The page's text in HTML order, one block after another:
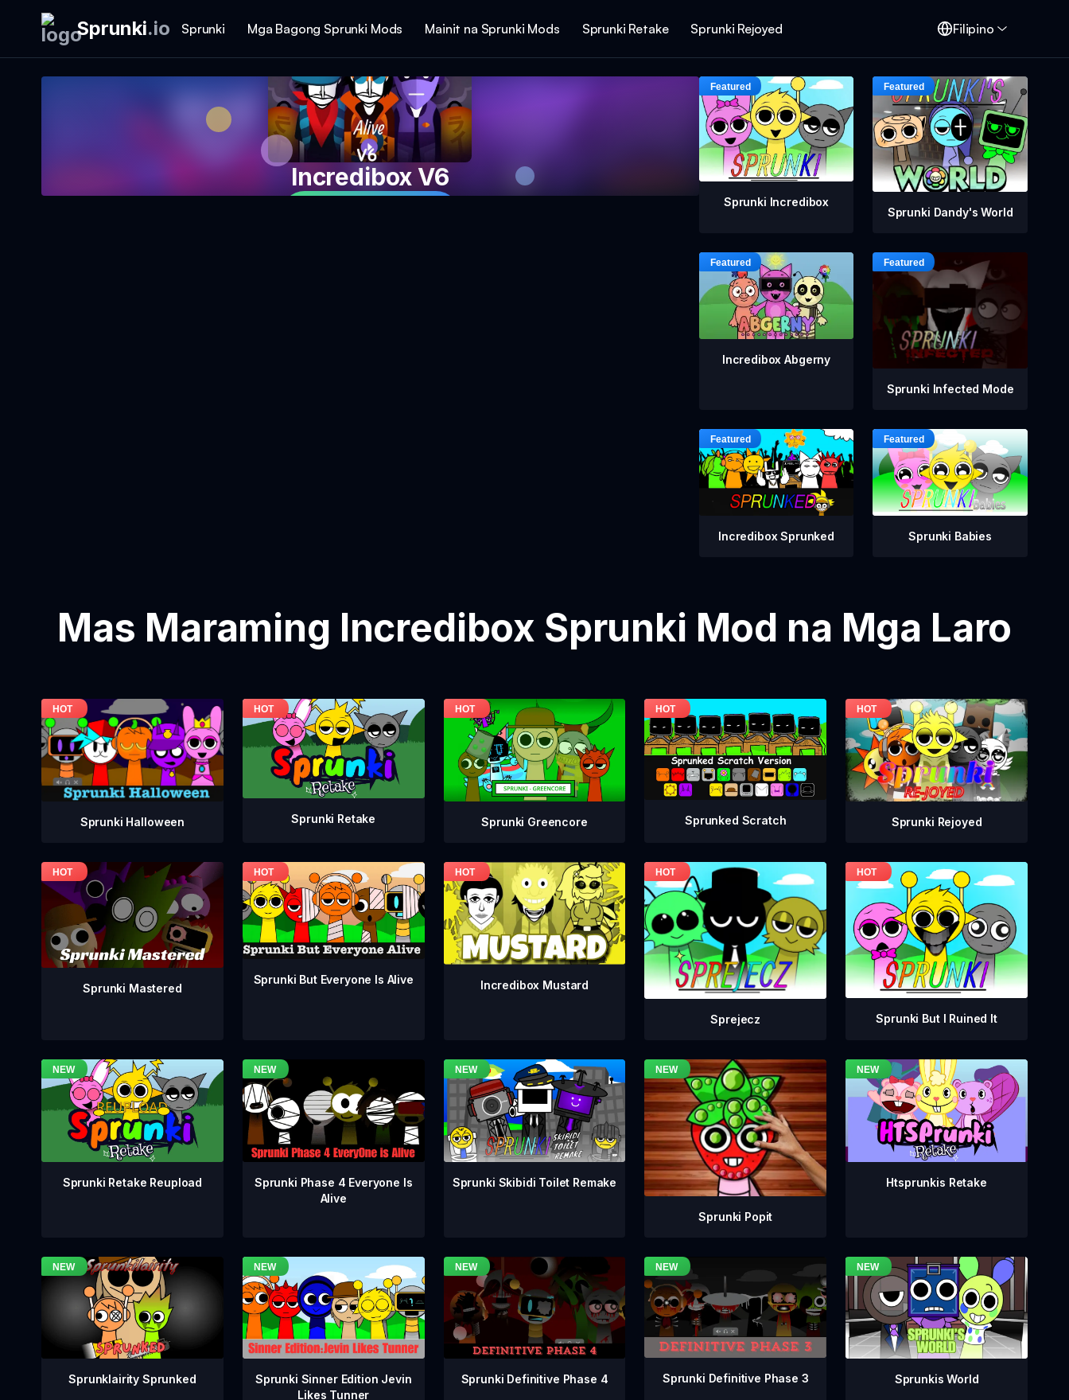
Sprunki.io Sprunki Mga Bagong Sprunki Mods Mainit na Sprunki Mods Sprunki Retake Sprunki Rejoyed Filipino
Incredibox V6
Sprunki Incredibox
Sprunki Dandy's World
Incredibox Abgerny
Sprunki Infected Mode
Incredibox Sprunked Sprunki Babies
Mas Maraming Incredibox Sprunki Mod na Mga Laro
Sprunki Halloween Sprunki Retake Sprunki Greencore Sprunked Scratch Sprunki Rejoyed
Sprunki Mastered
Sprunki But Everyone Is Alive Incredibox Mustard
Sprejecz Sprunki But I Ruined It
Sprunki Retake Reupload
Sprunki Phase 4 Everyone Is
Alive
Sprunki Skibidi Toilet Remake
Sprunki Popit
Htsprunkis Retake
Sprunklairity Sprunked
Sprunki Sinner Edition Jevin
Likes Tunner
Sprunki Definitive Phase 4 Sprunki Definitive Phase 3 Sprunkis World